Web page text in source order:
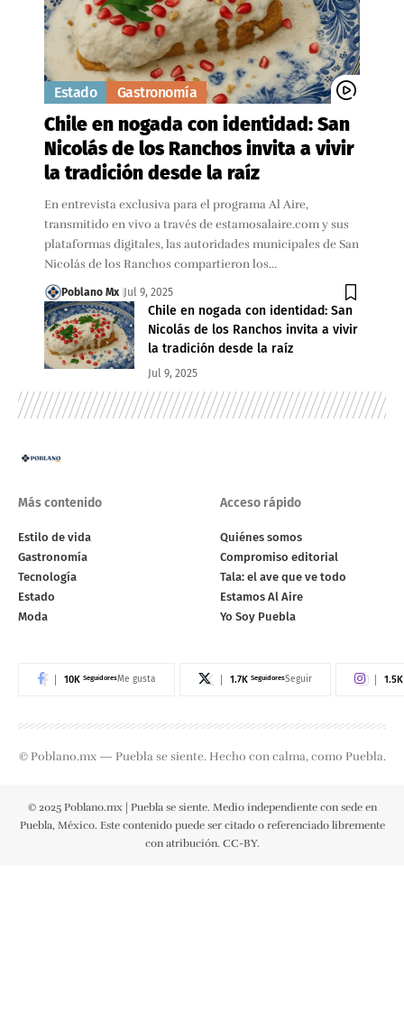
Estado Gastronomía
Chile en nogada con identidad: San
Nicolás de los Ranchos invita a vivir
la tradición desde la raíz
En entrevista exclusiva para el programa Al Aire,
transmitido en vivo a través de estamosalaire.com y sus
plataformas digitales, las autoridades municipales de San
Nicolás de los Ranchos compartieron los…
Poblano Mx Jul 9, 2025
Chile en nogada con identidad: San
Nicolás de los Ranchos invita a vivir
la tradición desde la raíz
Jul 9, 2025
Más contenido
Estilo de vida
Gastronomía
Tecnología
Estado
Moda
Acceso rápido
Quiénes somos
Compromiso editorial
Tala: el ave que ve todo
Estamos Al Aire
Yo Soy Puebla
10K SeguidoresMe gusta 1.7K SeguidoresSeguir 1.5K
© Poblano.mx — Puebla se siente. Hecho con calma, como Puebla.
© 2025 Poblano.mx | Puebla se siente. Medio independiente con sede en
Puebla, México. Este contenido puede ser citado o referenciado libremente
con atribución. CC-BY.